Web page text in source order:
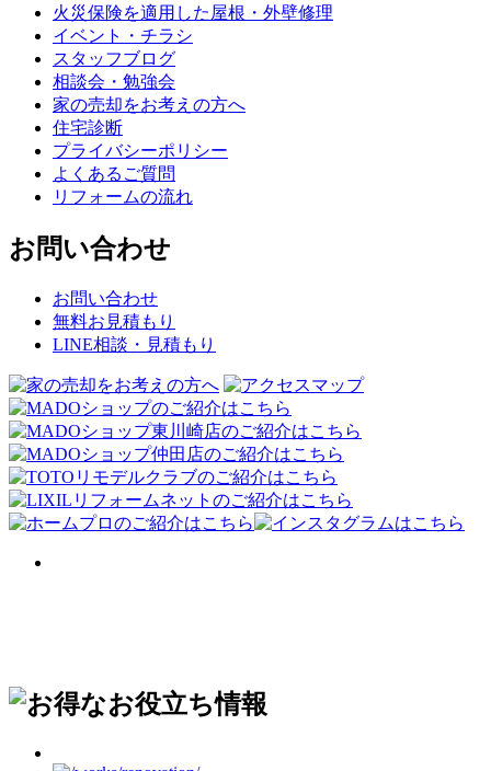
火災保険を適用した屋根・外壁修理
イベント・チラシ
スタッフブログ
相談会・勉強会
家の売却をお考えの方へ
住宅診断
プライバシーポリシー
よくあるご質問
リフォームの流れ
お問い合わせ
お問い合わせ
無料お見積もり
LINE相談・見積もり